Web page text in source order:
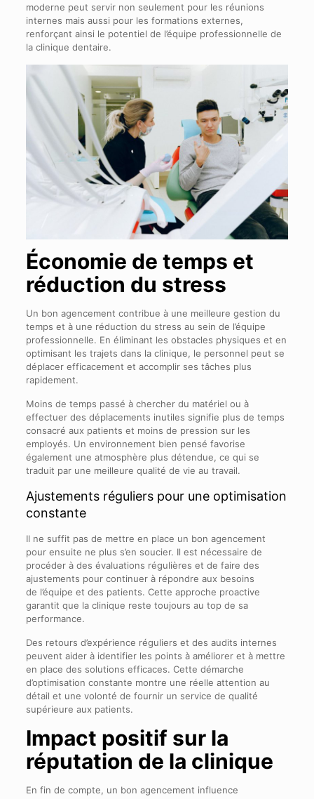
moderne peut servir non seulement pour les réunions
internes mais aussi pour les formations externes,
renforçant ainsi le potentiel de l’équipe professionnelle de
la clinique dentaire.
Économie de temps et
réduction du stress
Un bon agencement contribue à une meilleure gestion du
temps et à une réduction du stress au sein de l’équipe
professionnelle. En éliminant les obstacles physiques et en
optimisant les trajets dans la clinique, le personnel peut se
déplacer efficacement et accomplir ses tâches plus
rapidement.
Moins de temps passé à chercher du matériel ou à
effectuer des déplacements inutiles signifie plus de temps
consacré aux patients et moins de pression sur les
employés. Un environnement bien pensé favorise
également une atmosphère plus détendue, ce qui se
traduit par une meilleure qualité de vie au travail.
Ajustements réguliers pour une optimisation
constante
Il ne suffit pas de mettre en place un bon agencement
pour ensuite ne plus s’en soucier. Il est nécessaire de
procéder à des évaluations régulières et de faire des
ajustements pour continuer à répondre aux besoins
de l’équipe et des patients. Cette approche proactive
garantit que la clinique reste toujours au top de sa
performance.
Des retours d’expérience réguliers et des audits internes
peuvent aider à identifier les points à améliorer et à mettre
en place des solutions efficaces. Cette démarche
d’optimisation constante montre une réelle attention au
détail et une volonté de fournir un service de qualité
supérieure aux patients.
Impact positif sur la
réputation de la clinique
En fin de compte, un bon agencement influence